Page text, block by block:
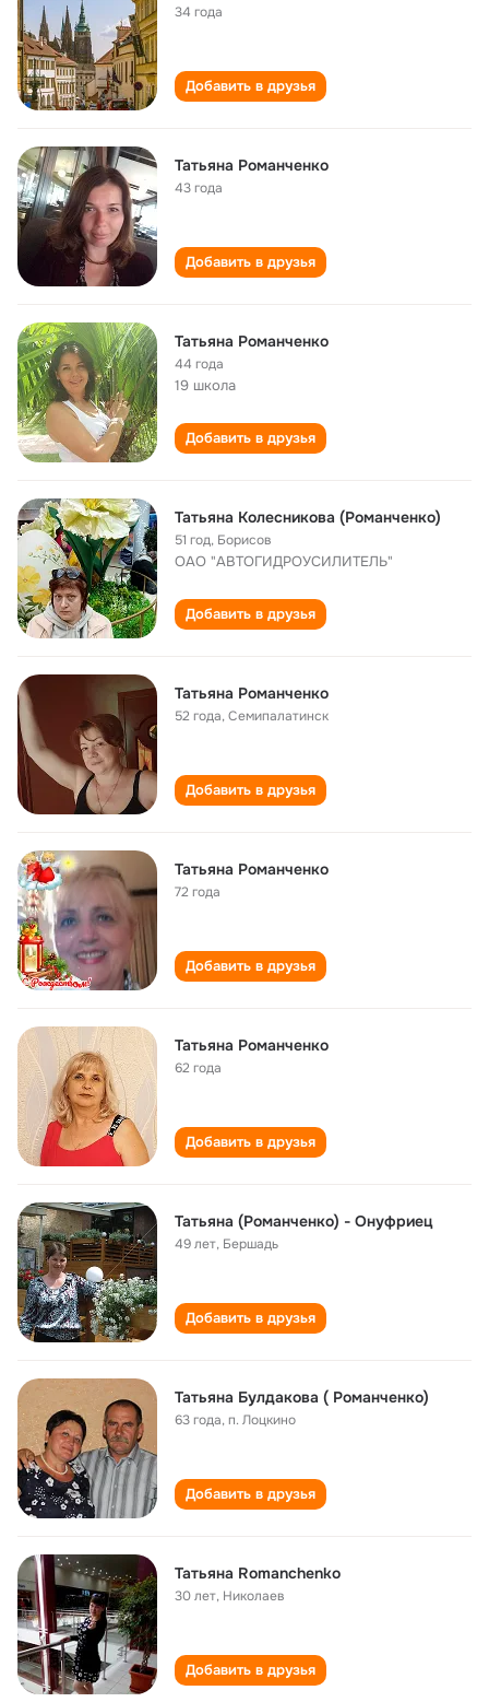
34 года
Добавить в друзья
Татьяна Романченко
43 года
Добавить в друзья
Татьяна Романченко
44 года
19 школа
Добавить в друзья
Татьяна Колесникова (Романченко)
51 год, Борисов
ОАО "АВТОГИДРОУСИЛИТЕЛЬ"
Добавить в друзья
Татьяна Романченко
52 года,Семипалатинск
Добавить в друзья
Татьяна Романченко
72 года
Добавить в друзья
Татьяна Романченко
62 года
Добавить в друзья
Татьяна (Романченко) - Онуфриец
49 лет, Бершадь
Добавить в друзья
Татьяна Булдакова ( Романченко)
63 года,п. Лоцкино
Добавить в друзья
Татьяна Romanchenko
30 лет, Николаев
Добавить в друзья